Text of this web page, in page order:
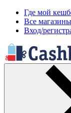
Где мой
Все магазины
Вход/